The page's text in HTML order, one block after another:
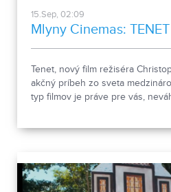
15.Sep, 02:09
Mlyny Cinemas: TENET
Tenet, nový film režiséra
akčný príbeh zo sveta
typ filmov je práve pre vás,